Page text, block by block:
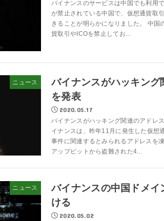
バイナンスのサービスは中国でも利用
が禁止されている中国で、仮想通貨取
きることが明らかになりました。 中国
貨取引やICOを禁止してお...
ニュース
バイナンスがハッキング
を発表
2020.05.17
バイナンスがハッキング関連のアドレ
イナンスは、昨年11月に発生した仮想
事件に関連するとみられるアドレスを
アップビットから盗難された4...
ニュース
バイナンスの中国ドメイ
ける
2020.05.02